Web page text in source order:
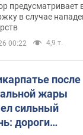
предусматривает
в случае
00:22 4,9 т.
после
жары
сильный
дороги